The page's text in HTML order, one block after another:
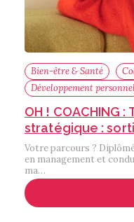
Bien-être & Santé
Développement
OH ! COACHING
stratégique :
Votre parcours ?
en management et
ma…